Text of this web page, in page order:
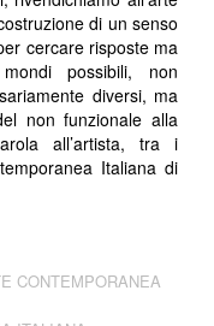
di un senso
cercare risposte ma
possibili, non
diversi, ma
non funzionale alla
all’artista, tra i
Italiana di
CONTEMPORANEA